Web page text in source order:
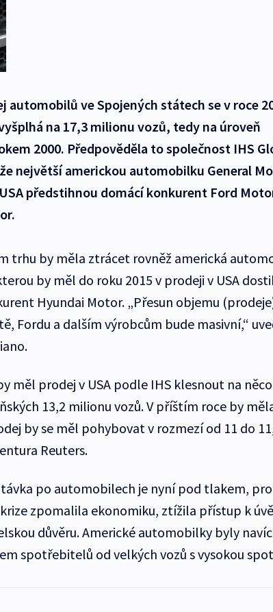
automobilů ve Spojených státech se v roce
na 17,3 milionu vozů, tedy na úroveň
2000. Předpověděla to společnost IHS
největší americkou automobilku General
předstihnou domácí konkurent Ford
trhu by měla ztrácet rovněž americká
by měl do roku 2015 v prodeji v USA
Hyundai Motor. „Přesun objemu
Fordu a dalším výrobcům bude masivní,“
měl prodej v USA podle IHS klesnout na
13,2 milionu vozů. V příštím roce by
by se měl pohybovat v rozmezí od 11 do
Reuters.
po automobilech je nyní pod tlakem,
zpomalila ekonomiku, ztížila přístup k
důvěru. Americké automobilky byly
spotřebitelů od velkých vozů s vysokou